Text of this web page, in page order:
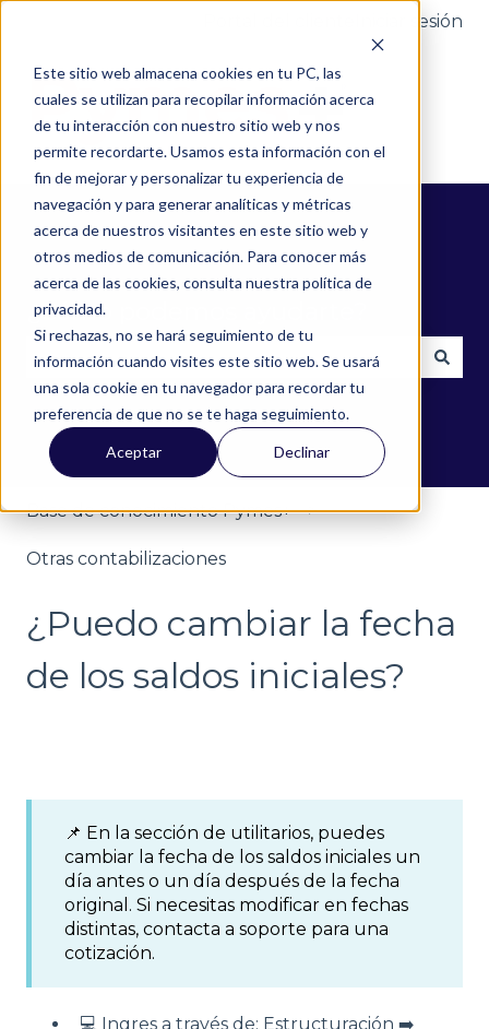
Este sitio web almacena cookies en tu PC, las
cuales se utilizan para recopilar información acerca
de tu interacción con nuestro sitio web y nos
permite recordarte. Usamos esta información con el
fin de mejorar y personalizar tu experiencia de
navegación y para generar analíticas y métricas
acerca de nuestros visitantes en este sitio web y
otros medios de comunicación. Para conocer más
acerca de las cookies, consulta nuestra política de
privacidad.
Si rechazas, no se hará seguimiento de tu
información cuando visites este sitio web. Se usará
una sola cookie en tu navegador para recordar tu
preferencia de que no se te haga seguimiento.
Aceptar Declinar
Iniciar sesión
¿Cómo podemos ayudarte?
No hay sugerencias porque el campo de
Base de conocimiento Pymes+
Otras contabilizaciones
¿Puedo cambiar la fecha
de los saldos iniciales?
📌 En la sección de utilitarios, puedes
cambiar la fecha de los saldos iniciales un
día antes o un día después de la fecha
original. Si necesitas modificar en fechas
distintas, contacta a soporte para una
cotización.
💻 Ingres a través de: Estructuración ➡️